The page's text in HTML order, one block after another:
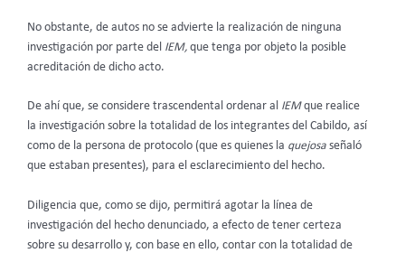
No obstante, de autos no se advierte la realización de ninguna
investigación por parte del IEM, que tenga por objeto la posible
acreditación de dicho acto.
De ahí que, se considere trascendental ordenar al IEMque realice
la investigación sobre la totalidad de los integrantes del Cabildo, así
como de la persona de protocolo (que es quienes la quejosa señaló
que estaban presentes), para el esclarecimiento del hecho.
Diligencia que, como se dijo, permitirá agotar la línea de
investigación del hecho denunciado, a efecto de tener certeza
sobre su desarrollo y, con base en ello, contar con la totalidad de